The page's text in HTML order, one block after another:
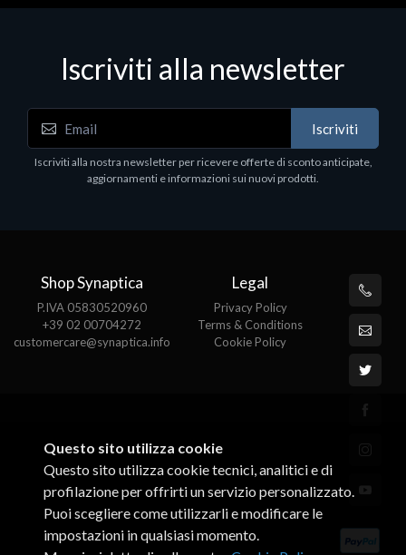
Software - Office Productivity
MS OFFICE H&S 2021 ESD
Iscriviti alla newsletter
Iscriviti
Iscriviti alla nostra newsletter per ricevere offerte di sconto anticipate,
aggiornamenti e informazioni sui nuovi prodotti.
Shop Synaptica
P.IVA 05830520960
+39 02 00704272
customercare@synaptica.info
Legal
Privacy Policy
Terms & Conditions
Cookie Policy
Questo sito utilizza cookie
Questo sito utilizza cookie tecnici, analitici e di
profilazione per offrirti un servizio personalizzato.
Puoi scegliere come utilizzarli e modificare le
impostazioni in qualsiasi momento.